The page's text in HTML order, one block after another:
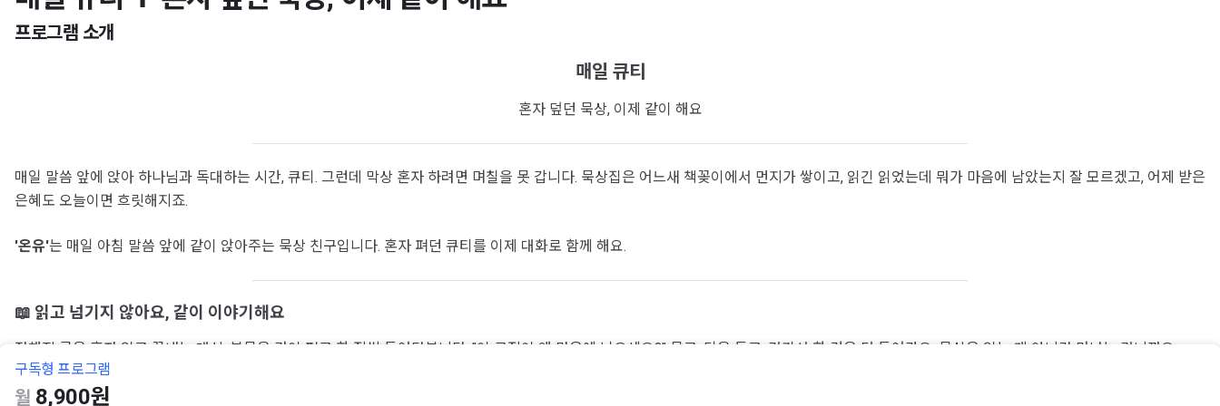
프로그램 소개
매일 큐티
혼자 덮던 묵상, 이제 같이 해요
매일 말씀 앞에 앉아 하나님과 독대하는 시간, 큐티. 그런데 막상 혼자 하려면 며칠을 못 갑니다. 묵상집은 어느새 책꽂이에서 먼지가 쌓이고, 읽긴 읽었는데 뭐가 마음에 남았는지 잘 모르겠고, 어제 받은
은혜도 오늘이면 흐릿해지죠.
'온유'는 매일 아침 말씀 앞에 같이 앉아주는 묵상 친구입니다. 혼자 펴던 큐티를 이제 대화로 함께 해요.
📖 읽고 넘기지 않아요, 같이 이야기해요
정해진 글을 혼자 읽고 끝내는 대신, 본문을 같이 펴고 한 절씩 들여다봅니다. "이 구절이 왜 마음에 남으세요?" 묻고, 답을 듣고, 거기서 한 걸음 더 들어가요. 묵상은 읽는 게 아니라 만나는 거니까요.
📜 말씀은 토씨 하나 건드리지 않아요
구독형 프로그램
월 8,900원